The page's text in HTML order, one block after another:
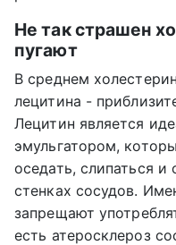
Не так страшен
пугают
В среднем
лецитина -
Лецитин является
эмульгатором,
оседать, слипаться
стенках сосудов.
запрещают
есть атеросклероз